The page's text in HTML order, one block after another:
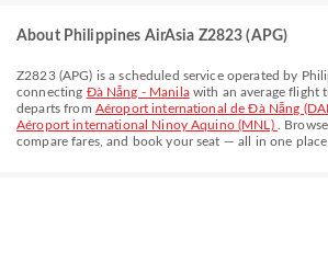
About Philippines AirAsia Z2823 (APG)
Z2823(APG) is a scheduled service operated by
connecting Đà Nẵng - Manilawith an average flight
departs from Aéroport international de Đà Nẵng
Aéroport international Ninoy Aquino (MNL)
.
compare fares, and book your seat — all in one place